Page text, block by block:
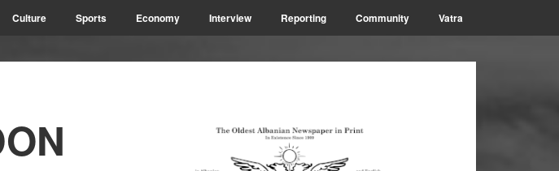
Culture Sports Economy Interview Reporting Community Vatra